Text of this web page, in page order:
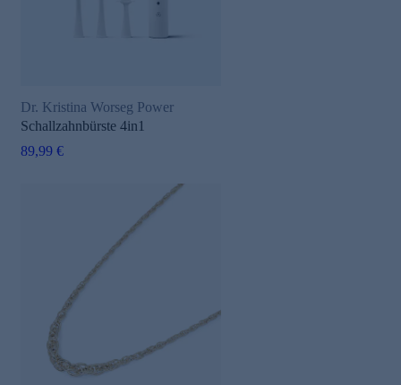
Dr. Kristina Worseg Power
Schallzahnbürste 4in1
89,99 €